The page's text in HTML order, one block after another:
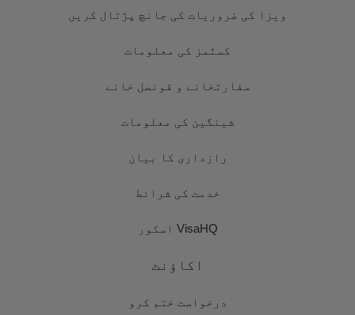
ویزا کی ضروریات کی جانچ پڑتال کریں
کسٹمز کی معلومات
سفارتخانے و قونصل خانے
شینگین کی معلومات
رازداری کا بیان
خدمت کی شرائط
VisaHQ اسکور
اکاؤنٹ
درخواست ختم کرو